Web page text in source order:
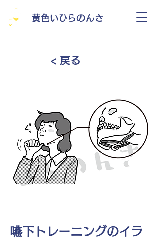
黄色いひらのんさ
< 戻る
嚥下トレーニングのイラ